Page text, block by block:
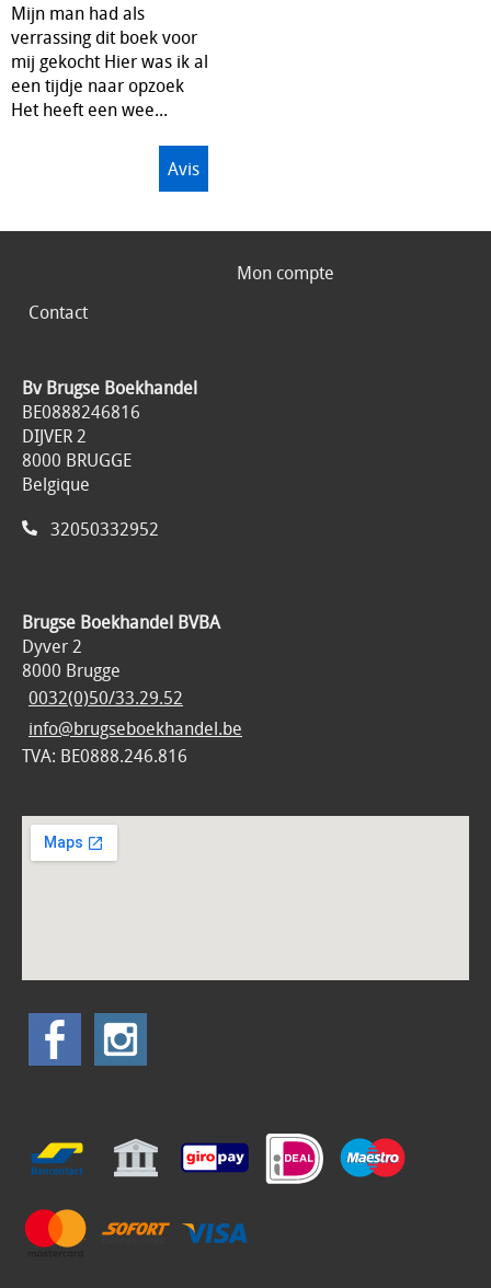
Mijn man had als
verrassing dit boek voor
mij gekocht Hier was ik al
een tijdje naar opzoek
Het heeft een wee...
Avis
Mon compte
Contact
Bv Brugse Boekhandel
BE0888246816
DIJVER 2
8000 BRUGGE
Belgique
32050332952
Brugse Boekhandel BVBA
Dyver 2
8000 Brugge
0032(0)50/33.29.52
info@brugseboekhandel.be
TVA: BE0888.246.816